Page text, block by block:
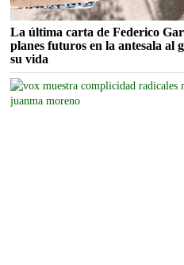
La última carta de Federico
planes futuros en la antesala al
su vida